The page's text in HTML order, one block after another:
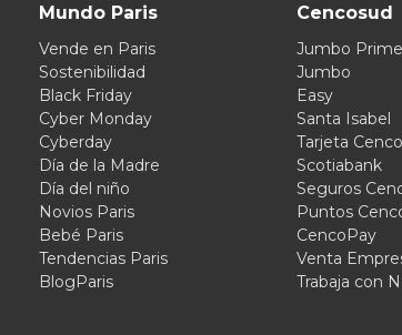
Mundo Paris
Vende en Paris
Sostenibilidad
Black Friday
Cyber Monday
Cyberday
Día de la Madre
Día del niño
Novios Paris
Bebé Paris
Tendencias Paris
BlogParis
Cencosud
Jumbo Prime
Jumbo
Easy
Santa Isabel
Tarjeta
Scotiabank
Seguros
Puntos
CencoPay
Venta
Trabaja con